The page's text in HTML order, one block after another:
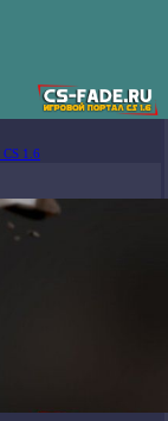
1.6